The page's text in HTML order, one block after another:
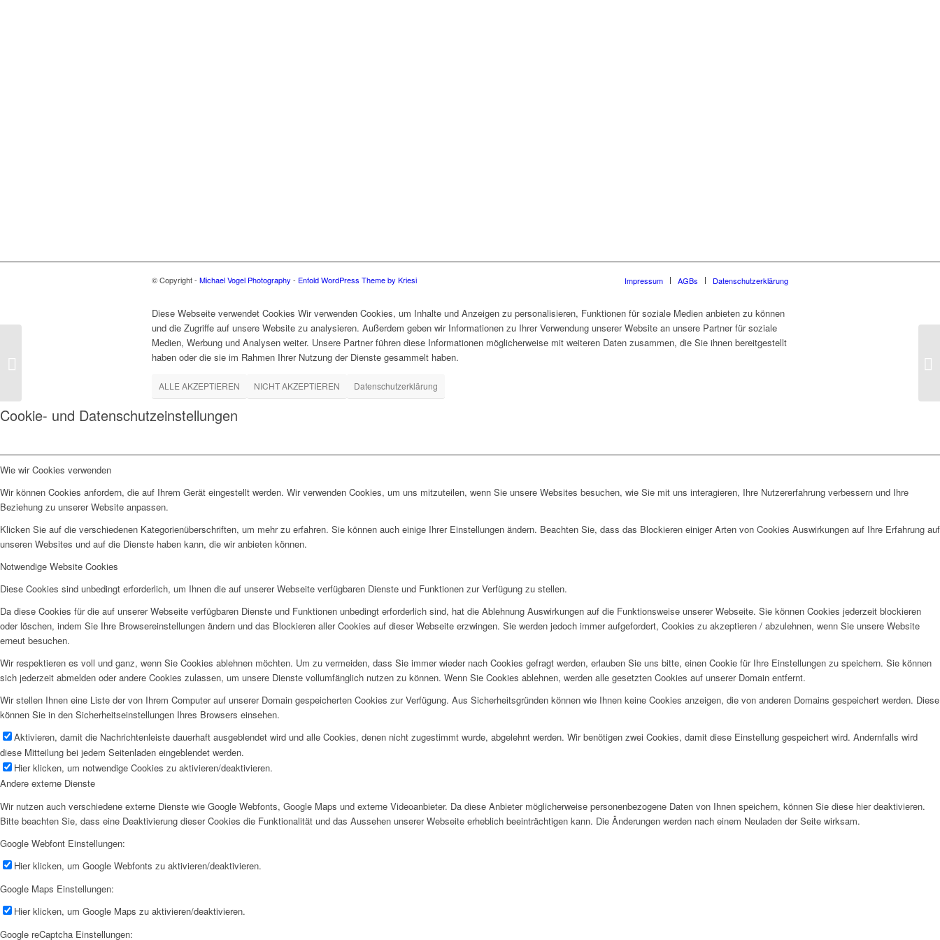
© Copyright - Michael Vogel Photography - Enfold WordPress Theme by Kriesi Impressum AGBs Datenschutzerklärung
Diese Webseite verwendet Cookies Wir verwenden Cookies, um Inhalte und Anzeigen zu personalisieren, Funktionen für soziale Medien anbieten zu können
und die Zugriffe auf unsere Website zu analysieren. Außerdem geben wir Informationen zu Ihrer Verwendung unserer Website an unsere Partner für soziale
Medien, Werbung und Analysen weiter. Unsere Partner führen diese Informationen möglicherweise mit weiteren Daten zusammen, die Sie ihnen bereitgestellt
haben oder die sie im Rahmen Ihrer Nutzung der Dienste gesammelt haben.
ALLE AKZEPTIEREN NICHT AKZEPTIEREN Datenschutzerklärung
Cookie- und Datenschutzeinstellungen
Wie wir Cookies verwenden
Wir können Cookies anfordern, die auf Ihrem Gerät eingestellt werden. Wir verwenden Cookies, um uns mitzuteilen, wenn Sie unsere Websites besuchen, wie Sie mit uns interagieren, Ihre Nutzererfahrung verbessern und Ihre
Beziehung zu unserer Website anpassen.
Klicken Sie auf die verschiedenen Kategorienüberschriften, um mehr zu erfahren. Sie können auch einige Ihrer Einstellungen ändern. Beachten Sie, dass das Blockieren einiger Arten von Cookies Auswirkungen auf Ihre Erfahrung auf
unseren Websites und auf die Dienste haben kann, die wir anbieten können.
Notwendige Website Cookies
Diese Cookies sind unbedingt erforderlich, um Ihnen die auf unserer Webseite verfügbaren Dienste und Funktionen zur Verfügung zu stellen.
Da diese Cookies für die auf unserer Webseite verfügbaren Dienste und Funktionen unbedingt erforderlich sind, hat die Ablehnung Auswirkungen auf die Funktionsweise unserer Webseite. Sie können Cookies jederzeit blockieren
oder löschen, indem Sie Ihre Browsereinstellungen ändern und das Blockieren aller Cookies auf dieser Webseite erzwingen. Sie werden jedoch immer aufgefordert, Cookies zu akzeptieren / abzulehnen, wenn Sie unsere Website
erneut besuchen.
Wir respektieren es voll und ganz, wenn Sie Cookies ablehnen möchten. Um zu vermeiden, dass Sie immer wieder nach Cookies gefragt werden, erlauben Sie uns bitte, einen Cookie für Ihre Einstellungen zu speichern. Sie können
sich jederzeit abmelden oder andere Cookies zulassen, um unsere Dienste vollumfänglich nutzen zu können. Wenn Sie Cookies ablehnen, werden alle gesetzten Cookies auf unserer Domain entfernt.
Wir stellen Ihnen eine Liste der von Ihrem Computer auf unserer Domain gespeicherten Cookies zur Verfügung. Aus Sicherheitsgründen können wie Ihnen keine Cookies anzeigen, die von anderen Domains gespeichert werden. Diese
können Sie in den Sicherheitseinstellungen Ihres Browsers einsehen.
Aktivieren, damit die Nachrichtenleiste dauerhaft ausgeblendet wird und alle Cookies, denen nicht zugestimmt wurde, abgelehnt werden. Wir benötigen zwei Cookies, damit diese Einstellung gespeichert wird. Andernfalls wird
diese Mitteilung bei jedem Seitenladen eingeblendet werden.
Hier klicken, um notwendige Cookies zu aktivieren/deaktivieren.
Andere externe Dienste
Wir nutzen auch verschiedene externe Dienste wie Google Webfonts, Google Maps und externe Videoanbieter. Da diese Anbieter möglicherweise personenbezogene Daten von Ihnen speichern, können Sie diese hier deaktivieren.
Bitte beachten Sie, dass eine Deaktivierung dieser Cookies die Funktionalität und das Aussehen unserer Webseite erheblich beeinträchtigen kann. Die Änderungen werden nach einem Neuladen der Seite wirksam.
Google Webfont Einstellungen:
Hier klicken, um Google Webfonts zu aktivieren/deaktivieren.
Google Maps Einstellungen:
Hier klicken, um Google Maps zu aktivieren/deaktivieren.
Google reCaptcha Einstellungen: